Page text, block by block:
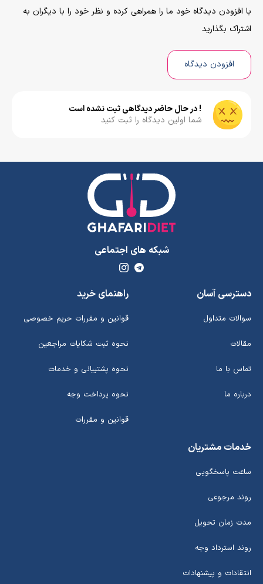
با افزودن دیدگاه خود ما را همراهی کرده و نظر خود را با دیگران به
اشتراک بگذارید
افزودن دیدگاه
! در حال حاضر دیدگاهی ثبت نشده است
شما اولین دیدگاه را ثبت کنید
شبکه های اجتماعی
دسترسی آسان
سوالات متداول
مقالات
تماس با ما
درباره ما
راهنمای خرید
قوانین و مقررات حریم خصوصی
نحوه ثبت شکایات مراجعین
نحوه پشتیبانی و خدمات
نحوه پرداخت وجه
قوانین و مقررات
خدمات مشتریان
ساعت پاسخگویی
روند مرجوعی
مدت زمان تحویل
روند استرداد وجه
انتقادات و پیشنهادات